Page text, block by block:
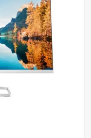
VG32VQ-J
và HDMI,
kết nối với các
tính, console